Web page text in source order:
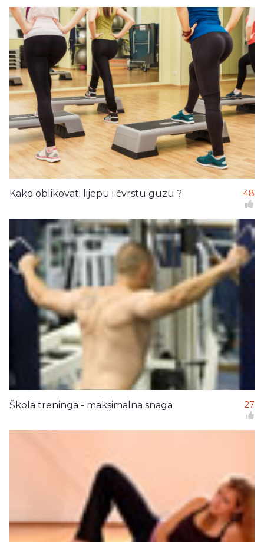
Kako oblikovati lijepu i čvrstu guzu ? 48
Škola treninga - maksimalna snaga 27